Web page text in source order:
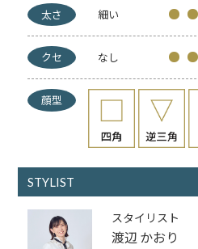
太さ 細い
クセ なし
顔型
STYLIST
スタイリスト
渡辺 かおり